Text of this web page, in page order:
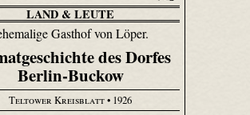
LAND & LEUTE
des Dorfes
Berlin-Buckow
Teltower Kreisblatt• 1926